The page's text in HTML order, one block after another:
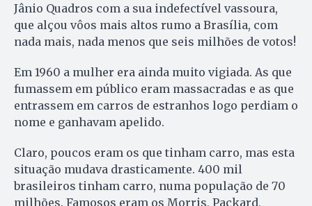
Jânio Quadros com a sua indefectível vassoura,
que alçou vôos mais altos rumo a Brasília, com
nada mais, nada menos que seis milhões de votos!
Em 1960 a mulher era ainda muito vigiada. As que
fumassem em público eram massacradas e as que
entrassem em carros de estranhos logo perdiam o
nome e ganhavam apelido.
Claro, poucos eram os que tinham carro, mas esta
situação mudava drasticamente. 400 mil
brasileiros tinham carro, numa população de 70
milhões. Famosos eram os Morris, Packard,